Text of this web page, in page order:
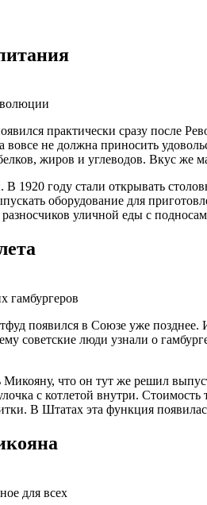
практически сразу
вовсе не должна приносить
жиров и углеводов. Вкус же
1920 году стали открывать
оборудование для
уличной еды с
гамбургеров
появился в Союзе уже
советские люди узнали о
что он тут же решил
с котлетой внутри.
В Штатах эта функция
для всех